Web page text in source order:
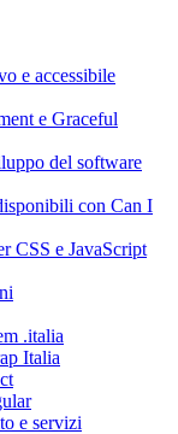
e accessibile
e Graceful
del software
con Can I
CSS e JavaScript
.italia
Italia
e servizi